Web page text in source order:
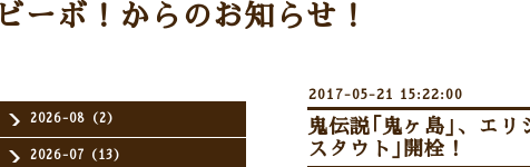
2026-08（2）
2026-07（13）
ビーボ！からのお知らせ！
2017-05-21 15:22:00
鬼伝説｢鬼ヶ島｣、エ
スタウト｣開栓！